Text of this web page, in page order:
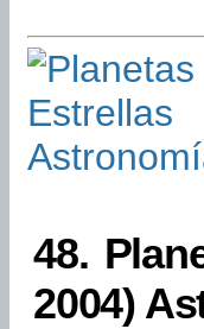
48.
2004)